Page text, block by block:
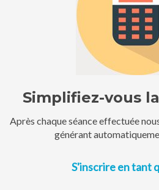
Simplifiez-vous
Après chaque séance effectuée
générant
S'inscrire en tant